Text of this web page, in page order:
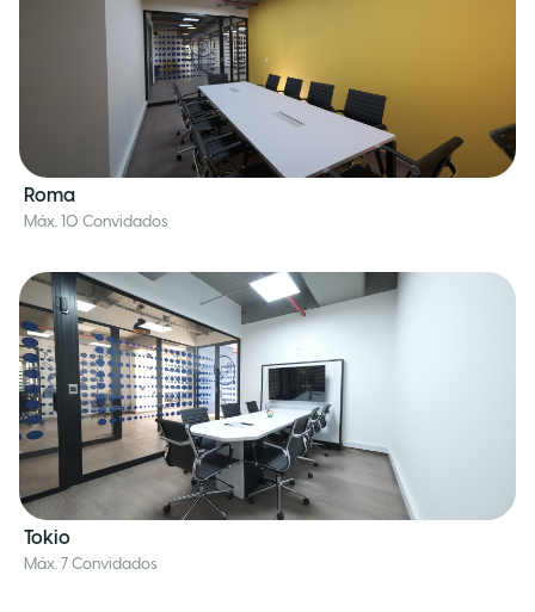
Roma
Máx. 10 Convidados
Tokio
Máx. 7 Convidados